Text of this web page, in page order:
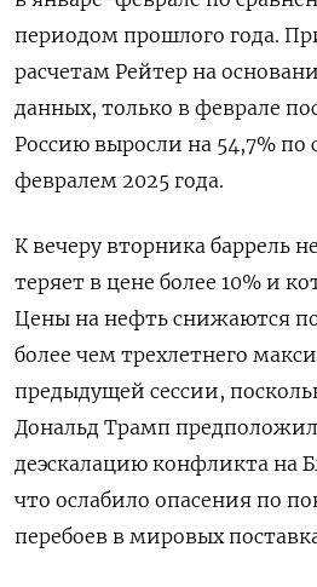
периодом прошлого года.
расчетам Рейтер на
данных, только в феврале
Россию выросли на 54,7% по
февралем 2025 года.
К вечеру вторника баррель
теряет в цене более 10% и
Цены на ​нефть снижаются
более чем трехлетнего
предыдущей сессии,
Дональд Трамп
деэскалацию конфликта на
что ослабило опасения по
перебоев в мировых